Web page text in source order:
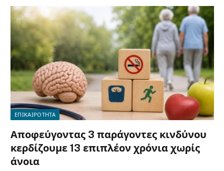
ΕΠΙΚΑΙΡΟΤΗΤΑ
Αποφεύγοντας 3 παράγοντες κινδύνου
κερδίζουμε 13 επιπλέον χρόνια χωρίς
άνοια